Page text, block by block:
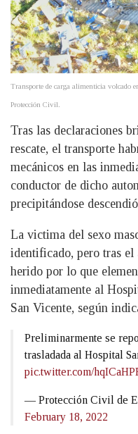
Transporte de carga alimenticia volcado
Protección Civil.
Tras las declaraciones
rescate, el transporte
mecánicos en las
conductor de dicho
precipitándose
La victima del sexo
identificado, pero tras el
herido por lo que
inmediatamente al
San Vicente, según
Preliminarmente se
trasladada al Hospital
pic.twitter.com/
— Protección Civil de
February 18, 2022